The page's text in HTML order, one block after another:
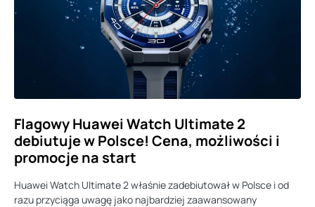
Flagowy Huawei Watch Ultimate 2
debiutuje w Polsce! Cena, możliwości i
promocje na start
Huawei Watch Ultimate 2 właśnie zadebiutował w Polsce i od
razu przyciąga uwagę jako najbardziej zaawansowany